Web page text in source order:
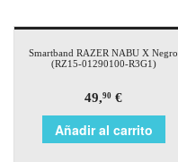
Smartband RAZER NABU X Negro
(RZ15-01290100-R3G1)
49,90 €
Añadir al carrito